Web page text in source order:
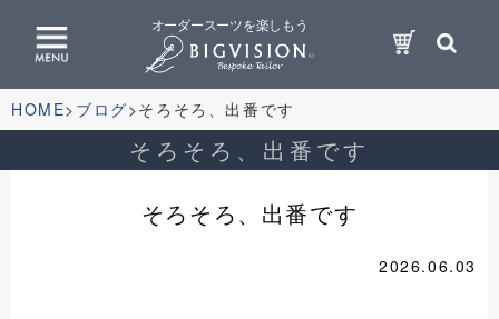
オーダースーツを楽しもう
HOME ブログ そろそろ、出番です
そろそろ、出番です
そろそろ、出番です
2026.06.03